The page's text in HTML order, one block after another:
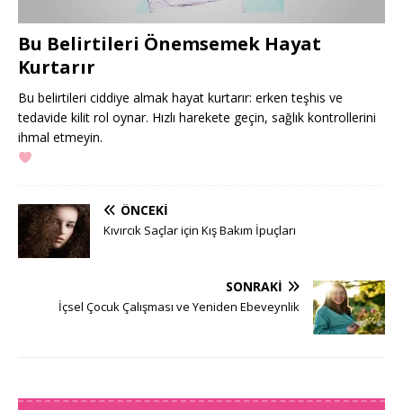
Bu Belirtileri Önemsemek Hayat
Kurtarır
Bu belirtileri ciddiye almak hayat kurtarır: erken teşhis ve
tedavide kilit rol oynar. Hızlı harekete geçin, sağlık kontrollerini
ihmal etmeyin.
ÖNCEKI
Kıvırcık Saçlar için Kış Bakım İpuçları
SONRAKI
İçsel Çocuk Çalışması ve Yeniden Ebeveynlik